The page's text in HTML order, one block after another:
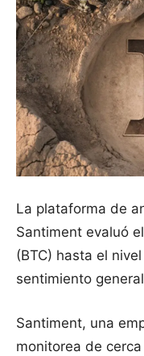
La plataforma de
Santiment evaluó
(BTC) hasta el
sentimiento
Santiment, una
monitorea de